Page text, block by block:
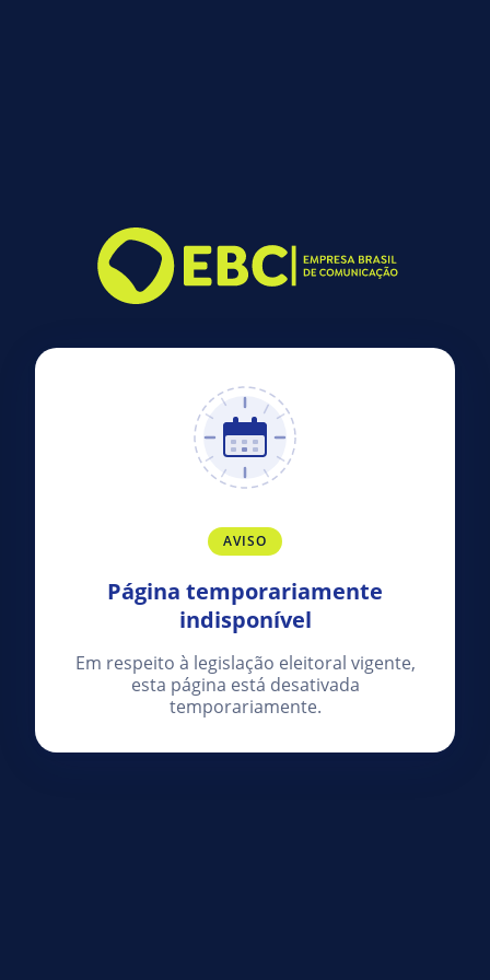
AVISO
Página temporariamente
indisponível
Em respeito à legislação eleitoral vigente,
esta página está desativada
temporariamente.